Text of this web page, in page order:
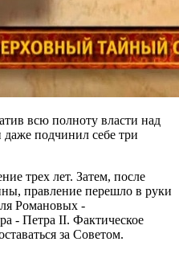
всю полноту власти над
подчинил себе три
трех лет. Затем, после
правление перешло в руки
Романовых -
- Петра II. Фактическое
за Советом.